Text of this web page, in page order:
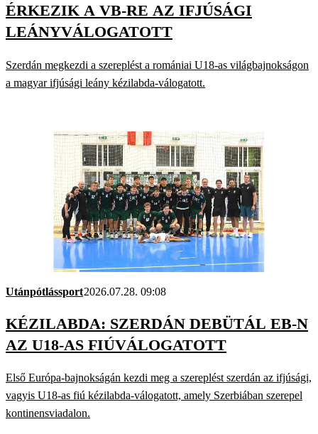
ÉRKEZIK A VB-RE AZ IFJÚSÁGI
LEÁNYVÁLOGATOTT
Szerdán megkezdi a szereplést a romániai U18-as világbajnokságon
a magyar ifjúsági leány kézilabda-válogatott.
Utánpótlássport2026.07.28. 09:08
KÉZILABDA: SZERDÁN DEBÜTÁL EB-N
AZ U18-AS FIÚVÁLOGATOTT
Első Európa-bajnokságán kezdi meg a szereplést szerdán az ifjúsági,
vagyis U18-as fiú kézilabda-válogatott, amely Szerbiában szerepel
kontinensviadalon.